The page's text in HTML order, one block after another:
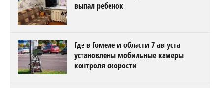
выпал ребенок
Где в Гомеле и области 7 августа
установлены мобильные камеры
контроля скорости